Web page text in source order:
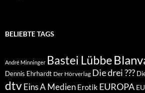
BELIEBTE TAGS
André Minninger Bastei Lübbe
Dennis Ehrhardt Der Hörverlag Die drei ???
dtvEins A Medien Erotik EUROPA